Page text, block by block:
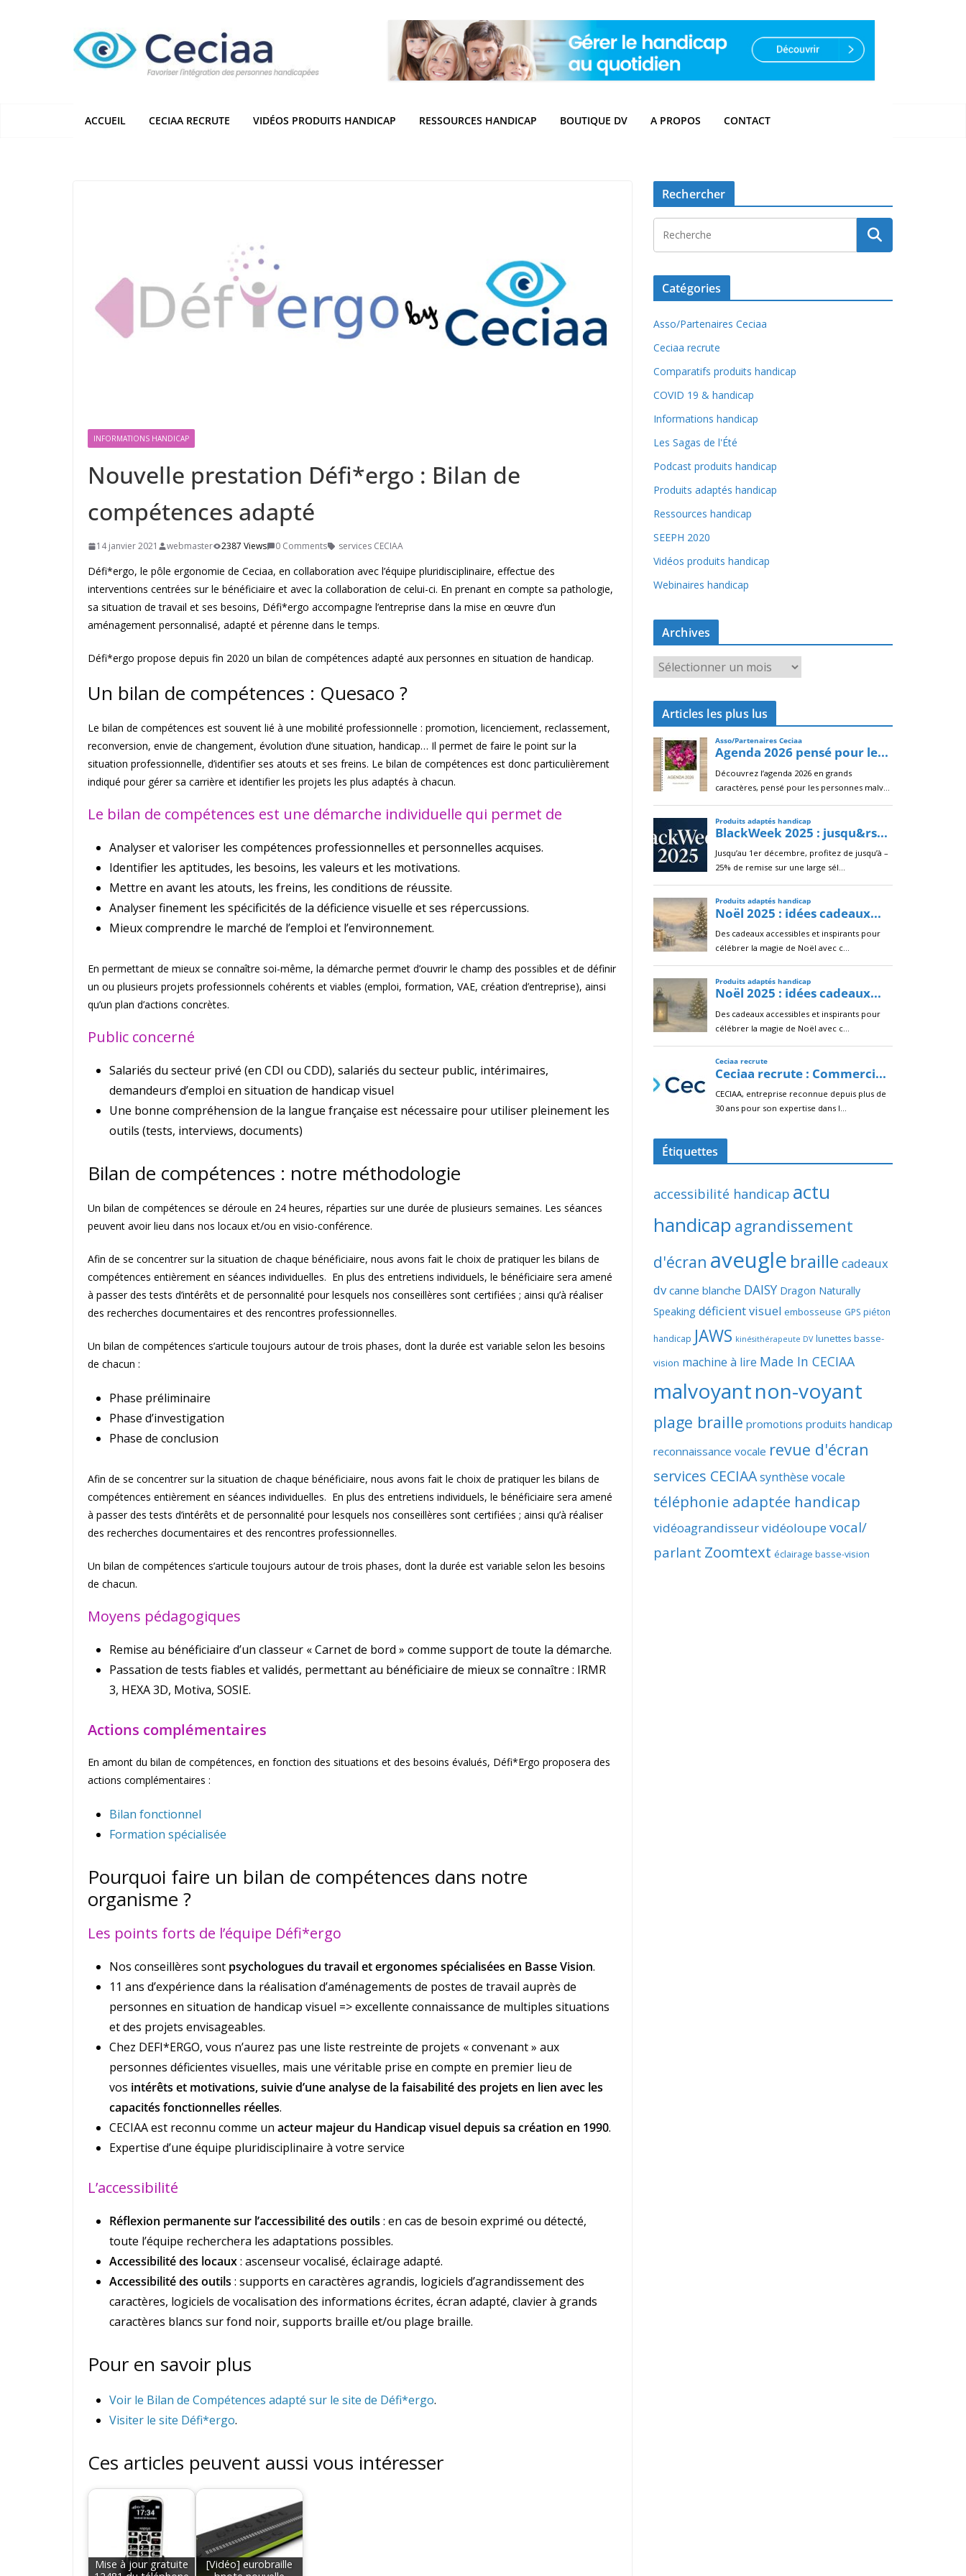
ACCUEIL CECIAA RECRUTE VIDÉOS PRODUITS HANDICAP RESSOURCES HANDICAP BOUTIQUE DV A PROPOS CONTACT
INFORMATIONS HANDICAP
Nouvelle prestation Défi*ergo : Bilan de
compétences adapté
14 janvier 2021 webmaster 2387 Views 0 Comments services CECIAA
Défi*ergo, le pôle ergonomie de Ceciaa, en collaboration avec l’équipe pluridisciplinaire, effectue des
interventions centrées sur le bénéficiaire et avec la collaboration de celui-ci. En prenant en compte sa pathologie,
sa situation de travail et ses besoins, Défi*ergo accompagne l’entreprise dans la mise en œuvre d’un
aménagement personnalisé, adapté et pérenne dans le temps.
Défi*ergo propose depuis fin 2020 un bilan de compétences adapté aux personnes en situation de handicap.
Un bilan de compétences : Quesaco ?
Le bilan de compétences est souvent lié à une mobilité professionnelle : promotion, licenciement, reclassement,
reconversion, envie de changement, évolution d’une situation, handicap… Il permet de faire le point sur la
situation professionnelle, d’identifier ses atouts et ses freins. Le bilan de compétences est donc particulièrement
indiqué pour gérer sa carrière et identifier les projets les plus adaptés à chacun.
Le bilan de compétences est une démarche individuelle qui permet de
Analyser et valoriser les compétences professionnelles et personnelles acquises.
Identifier les aptitudes, les besoins, les valeurs et les motivations.
Mettre en avant les atouts, les freins, les conditions de réussite.
Analyser finement les spécificités de la déficience visuelle et ses répercussions.
Mieux comprendre le marché de l’emploi et l’environnement.
En permettant de mieux se connaître soi-même, la démarche permet d’ouvrir le champ des possibles et de définir
un ou plusieurs projets professionnels cohérents et viables (emploi, formation, VAE, création d’entreprise), ainsi
qu’un plan d’actions concrètes.
Public concerné
Salariés du secteur privé (en CDI ou CDD), salariés du secteur public, intérimaires,
demandeurs d’emploi en situation de handicap visuel
Une bonne compréhension de la langue française est nécessaire pour utiliser pleinement les
outils (tests, interviews, documents)
Bilan de compétences : notre méthodologie
Un bilan de compétences se déroule en 24 heures, réparties sur une durée de plusieurs semaines. Les séances
peuvent avoir lieu dans nos locaux et/ou en visio-conférence.
Afin de se concentrer sur la situation de chaque bénéficiaire, nous avons fait le choix de pratiquer les bilans de
compétences entièrement en séances individuelles. En plus des entretiens individuels, le bénéficiaire sera amené
à passer des tests d’intérêts et de personnalité pour lesquels nos conseillères sont certifiées ; ainsi qu’à réaliser
des recherches documentaires et des rencontres professionnelles.
Un bilan de compétences s’articule toujours autour de trois phases, dont la durée est variable selon les besoins
de chacun :
Phase préliminaire
Phase d’investigation
Phase de conclusion
Afin de se concentrer sur la situation de chaque bénéficiaire, nous avons fait le choix de pratiquer les bilans de
compétences entièrement en séances individuelles. En plus des entretiens individuels, le bénéficiaire sera amené
à passer des tests d’intérêts et de personnalité pour lesquels nos conseillères sont certifiées ; ainsi qu’à réaliser
des recherches documentaires et des rencontres professionnelles.
Un bilan de compétences s’articule toujours autour de trois phases, dont la durée est variable selon les besoins
de chacun.
Moyens pédagogiques
Remise au bénéficiaire d’un classeur « Carnet de bord » comme support de toute la démarche.
Passation de tests fiables et validés, permettant au bénéficiaire de mieux se connaître : IRMR
3, HEXA 3D, Motiva, SOSIE.​
Actions complémentaires
En amont du bilan de compétences, en fonction des situations et des besoins évalués, Défi*Ergo proposera des
actions complémentaires :
Bilan fonctionnel
Formation spécialisée
Pourquoi faire un bilan de compétences dans notre
organisme ?
Les points forts de l’équipe Défi*ergo
Nos conseillères sont psychologues du travail et ergonomes spécialisées en Basse Vision.
11 ans d’expérience dans la réalisation d’aménagements de postes de travail auprès de
personnes en situation de handicap visuel => excellente connaissance de multiples situations
et des projets envisageables.
Chez DEFI*ERGO, vous n’aurez pas une liste restreinte de projets « convenant » aux
personnes déficientes visuelles, mais une véritable prise en compte en premier lieu de
vos intérêts et motivations, suivie d’une analyse de la faisabilité des projets en lien avec les
capacités fonctionnelles réelles.
CECIAA est reconnu comme un acteur majeur du Handicap visuel depuis sa création en 1990.
Expertise d’une équipe pluridisciplinaire à votre service
L’accessibilité
Réflexion permanente sur l’accessibilité des outils : en cas de besoin exprimé ou détecté,
toute l’équipe recherchera les adaptations possibles.
Accessibilité des locaux: ascenseur vocalisé, éclairage adapté.
Accessibilité des outils : supports en caractères agrandis, logiciels d’agrandissement des
caractères, logiciels de vocalisation des informations écrites, écran adapté, clavier à grands
caractères blancs sur fond noir, supports braille et/ou plage braille.
Pour en savoir plus
Voir le Bilan de Compétences adapté sur le site de Défi*ergo.
Visiter le site Défi*ergo.
Ces articles peuvent aussi vous intéresser
Mise à jour gratuite
[Vidéo] eurobraille
Rechercher
Catégories
Asso/Partenaires Ceciaa
Ceciaa recrute
Comparatifs produits handicap
COVID 19 & handicap
Informations handicap
Les Sagas de l'Été
Podcast produits handicap
Produits adaptés handicap
Ressources handicap
SEEPH 2020
Vidéos produits handicap
Webinaires handicap
Archives
r
c
i
v
e
s
Articles les plus lus
Étiquettes
accessibilité handicap actu
handicap agrandissement
d'écran aveugle braille cadeaux
dv canne blanche DAISY Dragon Naturally
Speaking déficient visuel embosseuse GPS piéton
handicap JAWS kinésithérapeute DV lunettes basse-
vision machine à lire Made In CECIAA
malvoyantnon-voyant
plage braille promotions produits handicap
reconnaissance vocale revue d'écran
services CECIAAsynthèse vocale
téléphonie adaptée handicap
vidéoagrandisseurvidéoloupevocal/
parlant Zoomtext éclairage basse-vision